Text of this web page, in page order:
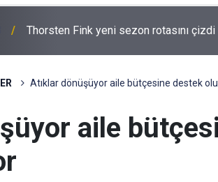
Thorsten Fink yeni sezon rotasını çizdi
Atıklar dönüşüyor aile bütçesine destek
aile